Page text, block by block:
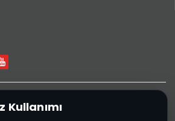
Kullanımı